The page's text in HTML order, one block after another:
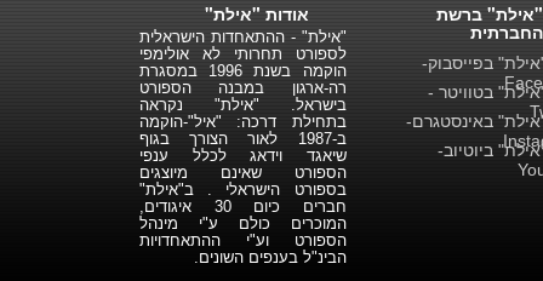
אודות "אילת"
"אילת" - ההתאחדות הישראלית
לספורט תחרותי לא אולימפי
הוקמה בשנת 1996 במסגרת
רה-ארגון במבנה הספורט
בישראל. "אילת" נקראה
בתחילת דרכה: "איל"-הוקמה
ב-1987 לאור הצורך בגוף
שיאגד וידאג לכלל ענפי
הספורט שאינם מיוצגים
בספורט הישראלי . ב"אילת"
חברים כיום 30 איגודים,
המוכרים כולם ע"י מינהל
הספורט וע"י ההתאחדויות
הבינ"ל בענפים השונים.
"אילת" ברשת
החברתית
בפייסבוק-
בטוויטר -
באינסטגרם-
ביוטיוב-